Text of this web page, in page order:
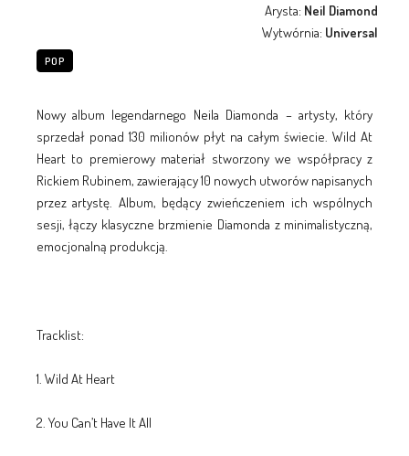
Arysta: Neil Diamond
Wytwórnia: Universal
POP
Nowy album legendarnego Neila Diamonda – artysty, który
sprzedał ponad 130 milionów płyt na całym świecie. Wild At
Heart to premierowy materiał stworzony we współpracy z
Rickiem Rubinem, zawierający 10 nowych utworów napisanych
przez artystę. Album, będący zwieńczeniem ich wspólnych
sesji, łączy klasyczne brzmienie Diamonda z minimalistyczną,
emocjonalną produkcją.
Tracklist:
1. Wild At Heart
2. You Can’t Have It All